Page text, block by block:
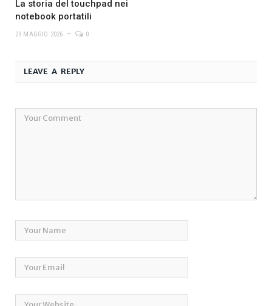
La storia del touchpad nei
notebook portatili
29 MAGGIO 2026 0
LEAVE A REPLY